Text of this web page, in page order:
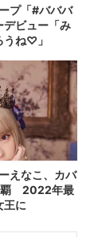
デビュー「み
うね♡」
覇 2022年最
王に